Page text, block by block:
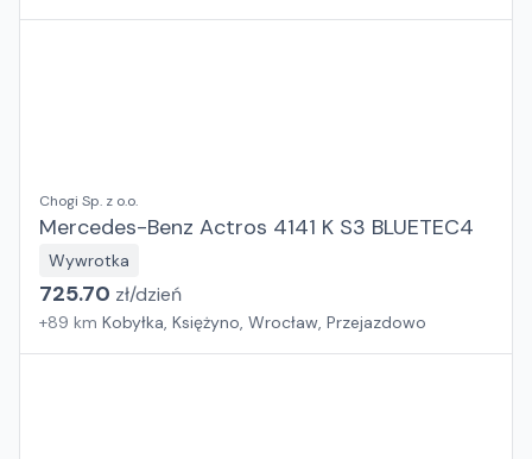
Chogi Sp. z o.o.
Mercedes-Benz Actros 4141 K S3 BLUETEC4
Wywrotka
725.70 zł/dzień
+89 km Kobyłka, Księżyno, Wrocław, Przejazdowo